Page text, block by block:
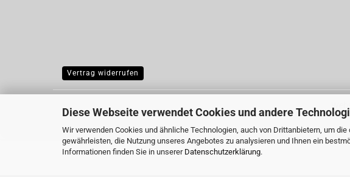
Diese Webseite verwendet Cookies und andere
Wir verwenden Cookies und ähnliche Technologien, auch von Drittanbietern, um
gewährleisten, die Nutzung unseres Angebotes zu analysieren und Ihnen ein
Informationen finden Sie in unserer Datenschutzerklärung.
Vertrag widerrufen